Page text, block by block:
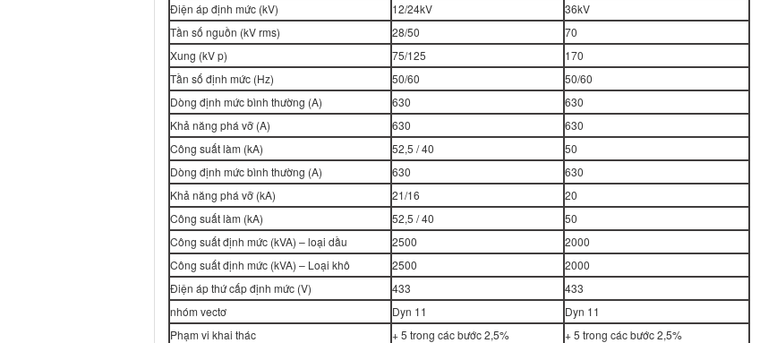
Điện áp định mức (kV)
12/24kV
36kV
Tần số nguồn (kV rms)
28/50
70
Xung (kV p)
75/125
170
Tần số định mức (Hz)
50/60
50/60
Dòng định mức bình thường (A)
630
630
Khả năng phá vỡ (A)
630
630
Công suất làm (kA)
52,5 / 40
50
Dòng định mức bình thường (A)
630
630
Khả năng phá vỡ (kA)
21/16
20
Công suất làm (kA)
52,5 / 40
50
Công suất định mức (kVA) – loại dầu
2500
2000
Công suất định mức (kVA) – Loại khô
2500
2000
Điện áp thứ cấp định mức (V)
433
433
nhóm vectơ
Dyn 11
Dyn 11
Phạm vi khai thác
+ 5 trong các bước 2,5%
+ 5 trong các bước 2,5%